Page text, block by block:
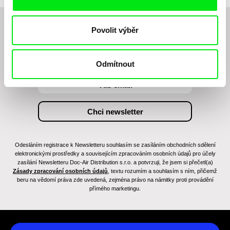
Povolit výběr
Odmítnout
Chcete být pravidelně informováni o novinkách v
junior programu?
Odesláním registrace k Newsletteru souhlasím se zasíláním obchodních sdělení
elektronickými prostředky a souvisejícím zpracováním osobních údajů pro účely
zasílání Newsletteru Doc-Air Distribution s.r.o. a potvrzuji, že jsem si přečetl(a)
Zásady zpracování osobních údajů , textu rozumím a souhlasím s ním, přičemž
beru na vědomí práva zde uvedená, zejména právo na námitky proti provádění
přímého marketingu.